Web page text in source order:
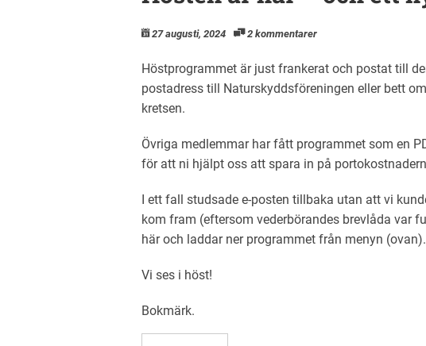
27 augusti, 2024 2 kommentarer
Höstprogrammet är just frankerat och postat till
postadress till Naturskyddsföreningen eller bett
kretsen.
Övriga medlemmar har fått programmet som en
för att ni hjälpt oss att spara in på
I ett fall studsade e-posten tillbaka utan att vi
kom fram (eftersom vederbörandes brevlåda var
här och laddar ner programmet från menyn (ovan).
Vi ses i höst!
Bokmärk.